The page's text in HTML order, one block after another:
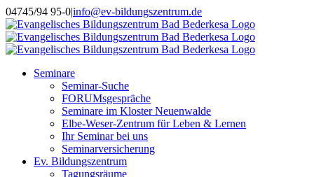
Skip
to
content
Instagram
04745/94 95-0|info@ev-bildungszentrum.de
Seminare
Seminar-Suche
FORUMsgespräche
Seminare im Kloster Neuenwalde
Elbe-Weser-Zentrum für Leben & Lernen
Ihr Seminar bei uns
Seminarversicherung
Ev. Bildungszentrum
Tagungsräume